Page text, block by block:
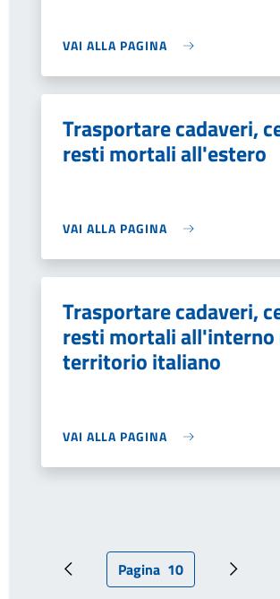
VAI ALLA PAGINA
Trasportare cadaveri,
resti mortali all'estero
VAI ALLA PAGINA
Trasportare cadaveri,
resti mortali all'interno
territorio italiano
VAI ALLA PAGINA
Pagina precedentePagina attuale
Pagina 10 Pagina